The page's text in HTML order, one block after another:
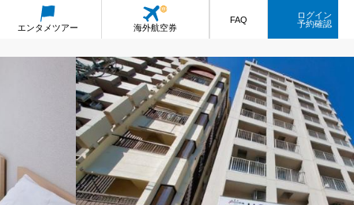
エンタメツアー 海外航空券
FAQ
ログイン
予約確認